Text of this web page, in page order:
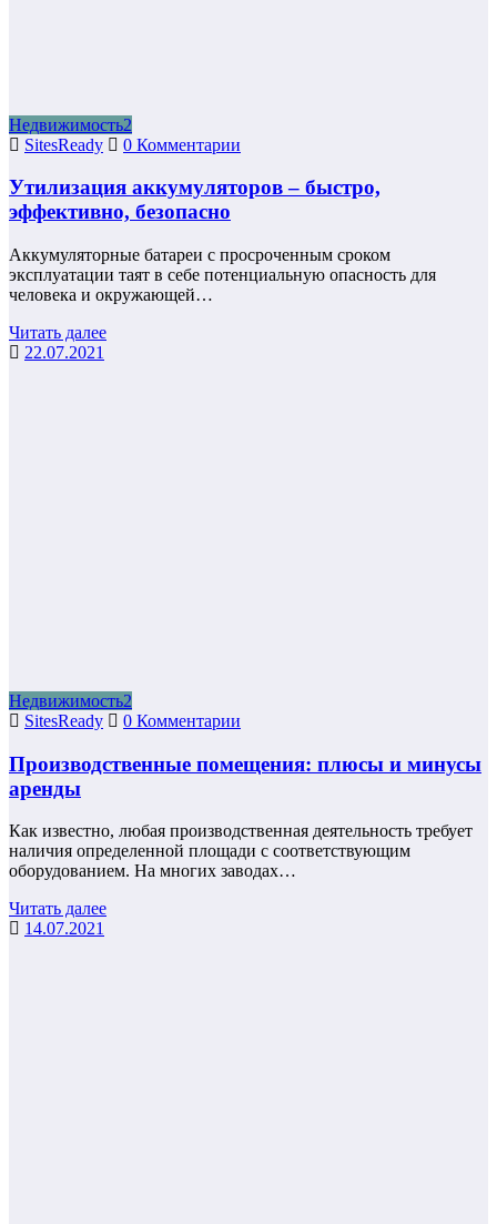
Недвижимость2
SitesReady
0 Комментарии
Утилизация аккумуляторов – быстро,
эффективно, безопасно
Аккумуляторные батареи с просроченным сроком
эксплуатации таят в себе потенциальную опасность для
человека и окружающей…
Читать далее
22.07.2021
Недвижимость2
SitesReady
0 Комментарии
Производственные помещения: плюсы и минусы
аренды
Как известно, любая производственная деятельность требует
наличия определенной площади с соответствующим
оборудованием. На многих заводах…
Читать далее
14.07.2021